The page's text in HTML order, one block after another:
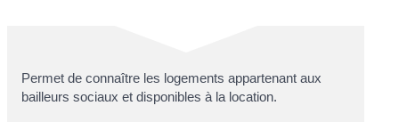
Permet de connaître les logements appartenant aux
bailleurs sociaux et disponibles à la location.